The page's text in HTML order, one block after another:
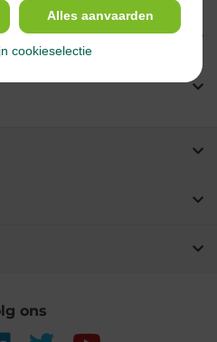
ons
Alles aanvaarden
cookieselectie